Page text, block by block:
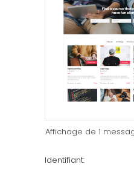
Affichage de 1
Identifiant: